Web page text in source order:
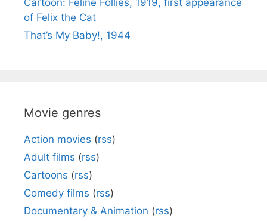
of Felix the Cat
That’s My Baby!, 1944
Movie genres
Action movies (rss)
Adult films (rss)
Cartoons (rss)
Comedy films (rss)
Documentary & Animation (rss)